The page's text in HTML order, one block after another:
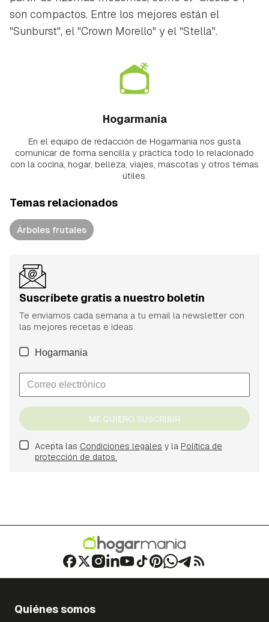
son compactos. Entre los mejores están el
"Sunburst", el "Crown Morello" y el "Stella".
Hogarmania
En el equipo de redacción de Hogarmania nos gusta
comunicar de forma sencilla y práctica todo lo relacionado
con la cocina, hogar, belleza, viajes, mascotas y otros temas
útiles.
Temas relacionados
Árboles frutales
Suscríbete gratis a nuestro boletín
Te enviamos cada semana a tu email la newsletter con
las mejores recetas e ideas.
Hogarmania
ME QUIERO SUSCRIBIR
Acepta las Condiciones legales y la Política de
protección de datos.
Quiénes somos